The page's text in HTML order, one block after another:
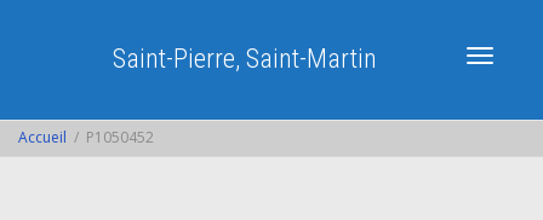
Saint-Pierre, Saint-Martin
Accueil P1050452